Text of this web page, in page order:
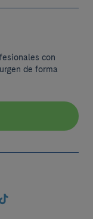
con
de forma